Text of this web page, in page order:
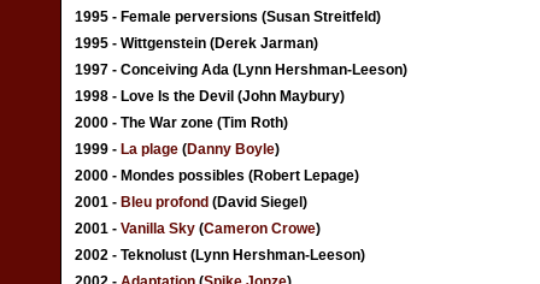
1995 - Female perversions (Susan Streitfeld)
1995 - Wittgenstein (Derek Jarman)
1997 - Conceiving Ada (Lynn Hershman-Leeson)
1998 - Love Is the Devil (John Maybury)
2000 - The War zone (Tim Roth)
1999 - La plage (Danny Boyle)
2000 - Mondes possibles (Robert Lepage)
2001 - Bleu profond (David Siegel)
2001 - Vanilla Sky (Cameron Crowe)
2002 - Teknolust (Lynn Hershman-Leeson)